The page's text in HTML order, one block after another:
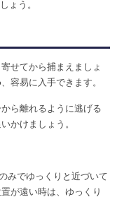
ょう。
せてから捕まえましょ
容易に入手できます。
ら離れるように逃げる
かけましょう。
みでゆっくりと近づいて
が遠い時は、ゆっくり